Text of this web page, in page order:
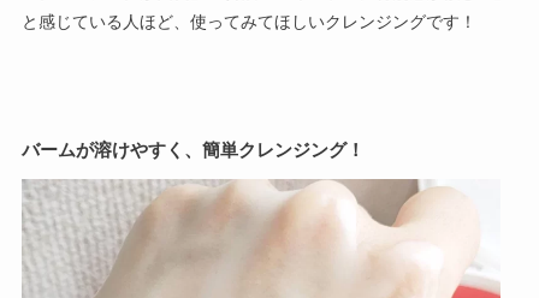
と感じている人ほど、使ってみてほしいクレンジングです！
バームが溶けやすく、簡単クレンジング！